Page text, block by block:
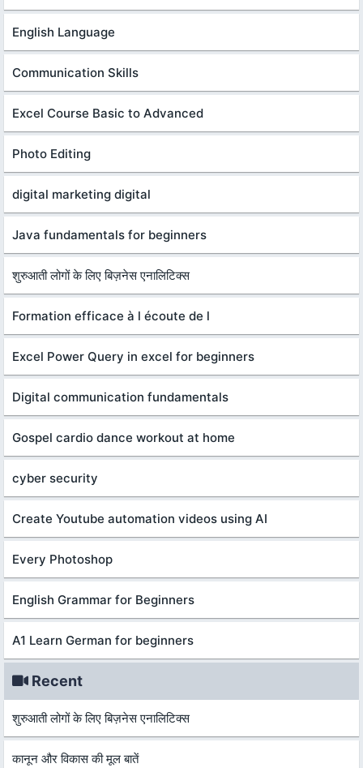
English Language
Communication Skills
Excel Course Basic to Advanced
Photo Editing
digital marketing digital
Java fundamentals for beginners
शुरुआती लोगों के लिए बिज़नेस एनालिटिक्स
Formation efficace à l écoute de l
Excel Power Query in excel for beginners
Digital communication fundamentals
Gospel cardio dance workout at home
cyber security
Create Youtube automation videos using AI
Every Photoshop
English Grammar for Beginners
A1 Learn German for beginners
Recent
शुरुआती लोगों के लिए बिज़नेस एनालिटिक्स
कानून और विकास की मूल बातें